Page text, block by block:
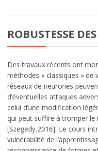
ROBUSTESSE
Des travaux récents ont
méthodes « classiques » de
réseaux de neurones
d’éventuelles attaques
celui d’une modification
qui peut suffire à tromper le
[Szegedy,2016]. Le cours
vulnérabilité de